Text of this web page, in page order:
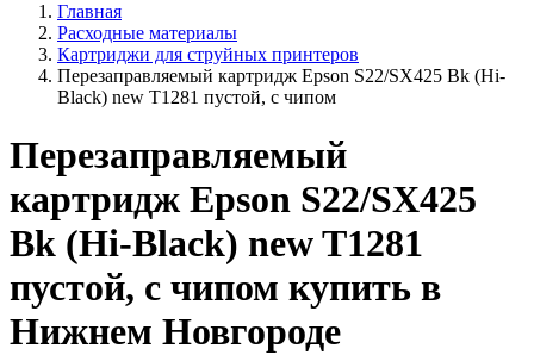
Главная
Расходные материалы
Картриджи для струйных принтеров
Перезаправляемый картридж Epson S22/SX425 Bk (Hi-
Black) new T1281 пустой, с чипом
Перезаправляемый
картридж Epson S22/SX425
Bk (Hi-Black) new T1281
пустой, с чипом купить в
Нижнем Новгороде